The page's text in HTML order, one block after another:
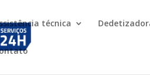
técnica